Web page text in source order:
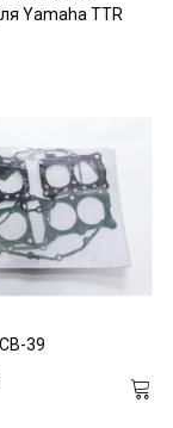
Yamaha TTR
39